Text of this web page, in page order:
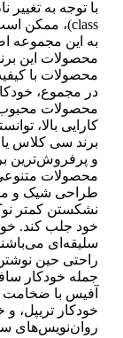
به این مجموعه
محصولات این
محصولات با
محصولات محبوب
کارایی بالا،
و پرفروش‌ترین
محصولات متنوعی
طراحی شیک و
نشکستن کمتر
خود جلب کند.
سلیقه‌ای
راحتی حین
خودکار تریپل، و خودکار
روان‌نویس‌های